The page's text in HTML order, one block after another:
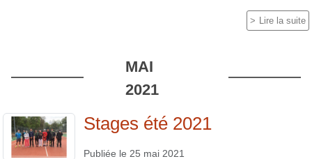
Lire la suite
MAI
2021
Stages été 2021
Publiée le 25 mai 2021